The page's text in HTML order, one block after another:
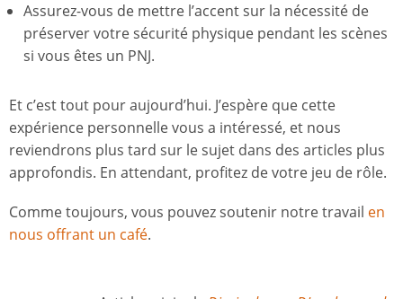
Assurez-vous de mettre l’accent sur la nécessité de
préserver votre sécurité physique pendant les scènes
si vous êtes un PNJ.
Et c’est tout pour aujourd’hui. J’espère que cette
expérience personnelle vous a intéressé, et nous
reviendrons plus tard sur le sujet dans des articles plus
approfondis. En attendant, profitez de votre jeu de rôle.
Comme toujours, vous pouvez soutenir notre travail en
nous offrant un café.